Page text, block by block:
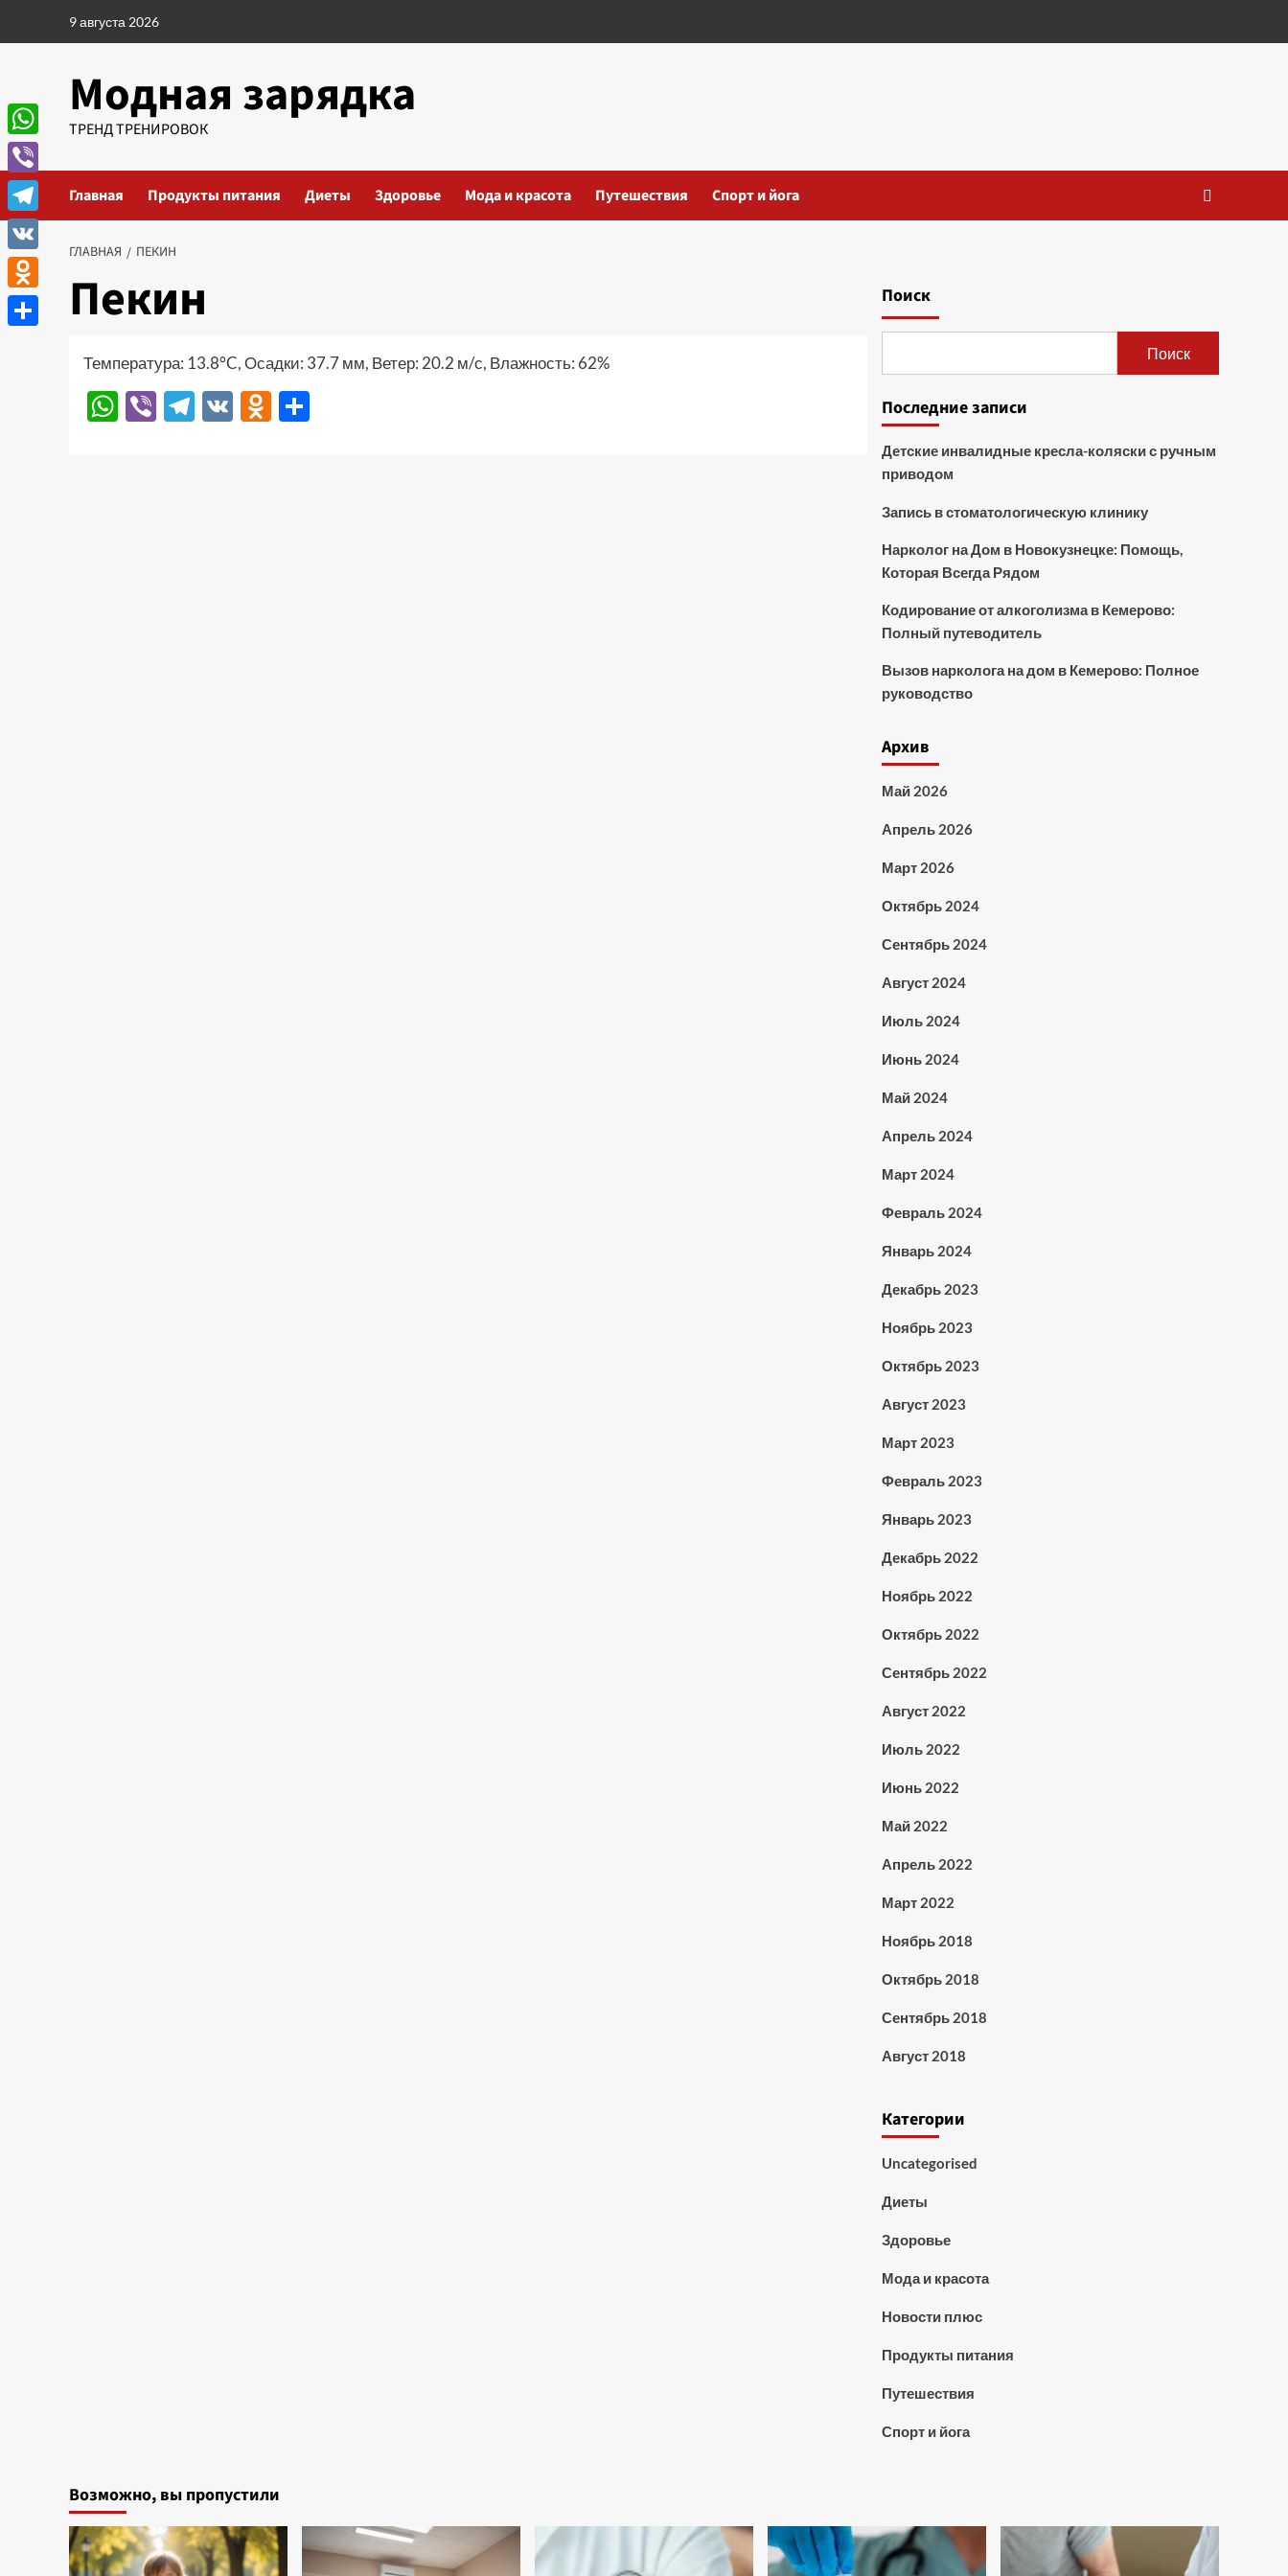
9 августа 2026
Модная зарядка
ТРЕНД ТРЕНИРОВОК
Главная Продукты питания Диеты Здоровье Мода и красота Путешествия Спорт и йога
ГЛАВНАЯ ПЕКИН
Пекин
Температура: 13.8°C, Осадки: 37.7 мм, Ветер: 20.2 м/с, Влажность: 62%
WhatsApp
ViberTelegram
VK Odnoklassniki
Поиск
Поиск
Последние записи
Детские инвалидные кресла-коляски с ручным
приводом
Запись в стоматологическую клинику
Нарколог на Дом в Новокузнецке: Помощь,
Которая Всегда Рядом
Кодирование от алкоголизма в Кемерово:
Полный путеводитель
Вызов нарколога на дом в Кемерово: Полное
руководство
Архив
Май 2026
Апрель 2026
Март 2026
Октябрь 2024
Сентябрь 2024
Август 2024
Июль 2024
Июнь 2024
Май 2024
Апрель 2024
Март 2024
Февраль 2024
Январь 2024
Декабрь 2023
Ноябрь 2023
Октябрь 2023
Август 2023
Март 2023
Февраль 2023
Январь 2023
Декабрь 2022
Ноябрь 2022
Октябрь 2022
Сентябрь 2022
Август 2022
Июль 2022
Июнь 2022
Май 2022
Апрель 2022
Март 2022
Ноябрь 2018
Октябрь 2018
Сентябрь 2018
Август 2018
Категории
Uncategorised
Диеты
Здоровье
Мода и красота
Новости плюс
Продукты питания
Путешествия
Спорт и йога
Возможно, вы пропустили
WhatsApp
Viber
Telegram
VK
Odnoklassniki